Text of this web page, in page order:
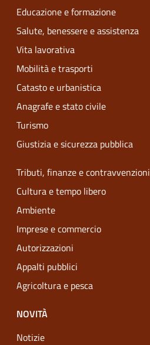
Educazione e formazione
Salute, benessere e assistenza
Vita lavorativa
Mobilità e trasporti
Catasto e urbanistica
Anagrafe e stato civile
Turismo
Giustizia e sicurezza pubblica
Tributi, finanze e contravvenzioni
Cultura e tempo libero
Ambiente
Imprese e commercio
Autorizzazioni
Appalti pubblici
Agricoltura e pesca
NOVITÀ
Notizie